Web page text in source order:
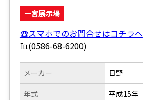
一宮展示場
☎スマホでのお問合せはコチラへ
℡(0586-68-6200)
メーカー
年式
日野
平成15年